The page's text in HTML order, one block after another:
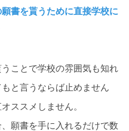
書を貰うために直接学校に
ことで学校の雰囲気も知れ
と言うならば止めません
ススメしません。
願書を手に入れるだけで数